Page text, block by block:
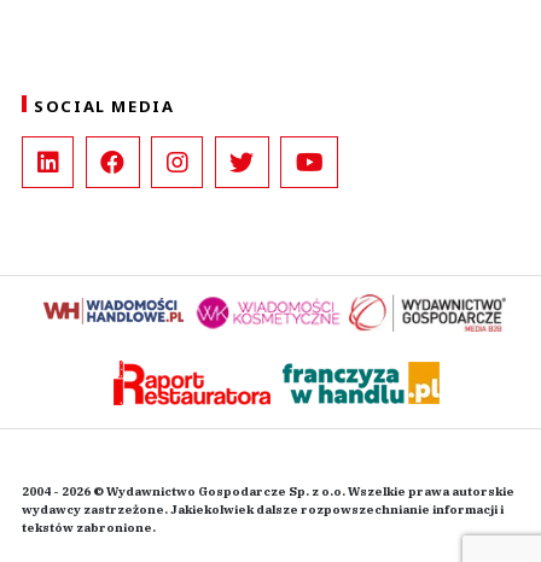
SOCIAL MEDIA
2004 - 2026 © Wydawnictwo Gospodarcze Sp. z o.o. Wszelkie prawa autorskie
wydawcy zastrzeżone. Jakiekolwiek dalsze rozpowszechnianie informacji i
tekstów zabronione.